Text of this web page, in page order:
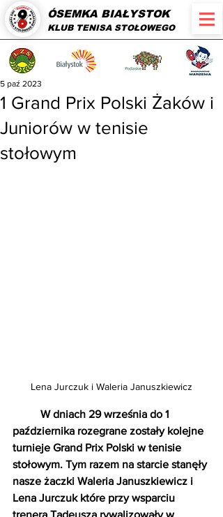
ÓSEMKA BIAŁYSTOK
KLUB TENISA STOŁOWEGO
1 Grand Prix Polski Żaków i
Juniorów w tenisie
stołowym
5 paź 2023
Lena Jurczuk i Waleria Januszkiewicz
W dniach 29 września do 1
października rozegrane zostały kolejne
turnieje Grand Prix Polski w tenisie
stołowym. Tym razem na starcie stanęły
nasze żaczki Waleria Januszkiewicz i
Lena Jurczuk które przy wsparciu